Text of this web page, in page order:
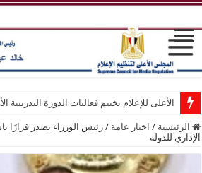
الأعلى للإعلام يختتم فعاليات الدورة التدريبية
الرئيسية / اخبار عامة /
الإداري للدولة